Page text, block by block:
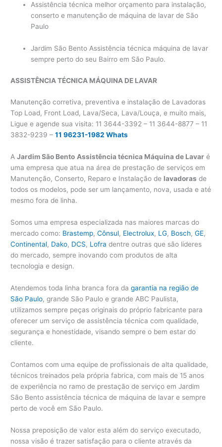
Assistência técnica melhor orçamento para instalação,
conserto e manutenção de máquina de lavar de São
Paulo
Jardim São Bento Assistência técnica máquina de lavar
sempre perto do seu Bairro em São Paulo.
ASSISTÊNCIA TÉCNICA MÁQUINA DE LAVAR
Manutenção corretiva, preventiva e instalação de Lavadoras
Top Load, Front Load, Lava/Seca, Lava/Louça, e muito mais,
Ligue e agende sua visita: 11 3644-3392 – 11 3644-8877 – 11
3832-9239 –11 96231-1982 Whats
AJardim São Bento Assistência técnica Máquina de Lavar é
uma empresa que atua na área de prestação de serviços em
Manutenção, Conserto, Reparo e Instalação de lavadoras de
todos os modelos, pode ser um lançamento, nova, usada e até
mesmo fora de linha.
Somos uma empresa especializada nas maiores marcas do
mercado como: Brastemp,Cônsul, Electrolux, LG, Bosch,GE,
Continental, Dako, DCS, Lofra dentre outras que são lideres
do mercado, sempre inovando com produtos de alta
tecnologia e design.
Atendemos toda linha branca fora dagarantia na região de
São Paulo, grande São Paulo e grande ABC Paulista,
utilizamos sempre peças originais do próprio fabricante para
oferecer um serviço de assistência técnica com qualidade,
segurança e honestidade, visando sempre o bem estar do
cliente.
Contamos com uma equipe de profissionais de alta qualidade,
técnicos treinados pela própria fabrica, com mais de 15 anos
de experiência no ramo de prestação de serviço em Jardim
São Bento assistência técnica de máquina de lavar e sempre
perto de você em São Paulo.
Nossa preposição de valor esta além do serviço executado,
nossa visão é trazer satisfação para o cliente através da